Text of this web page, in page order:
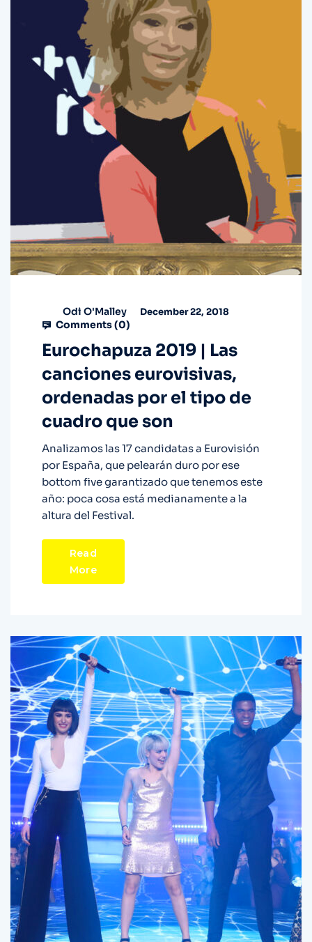
Odi O'Malley December 22, 2018
Comments (0)
Eurochapuza 2019 | Las
canciones eurovisivas,
ordenadas por el tipo de
cuadro que son
Analizamos las 17 candidatas a Eurovisión
por España, que pelearán duro por ese
bottom five garantizado que tenemos este
año: poca cosa está medianamente a la
altura del Festival.
Read
More